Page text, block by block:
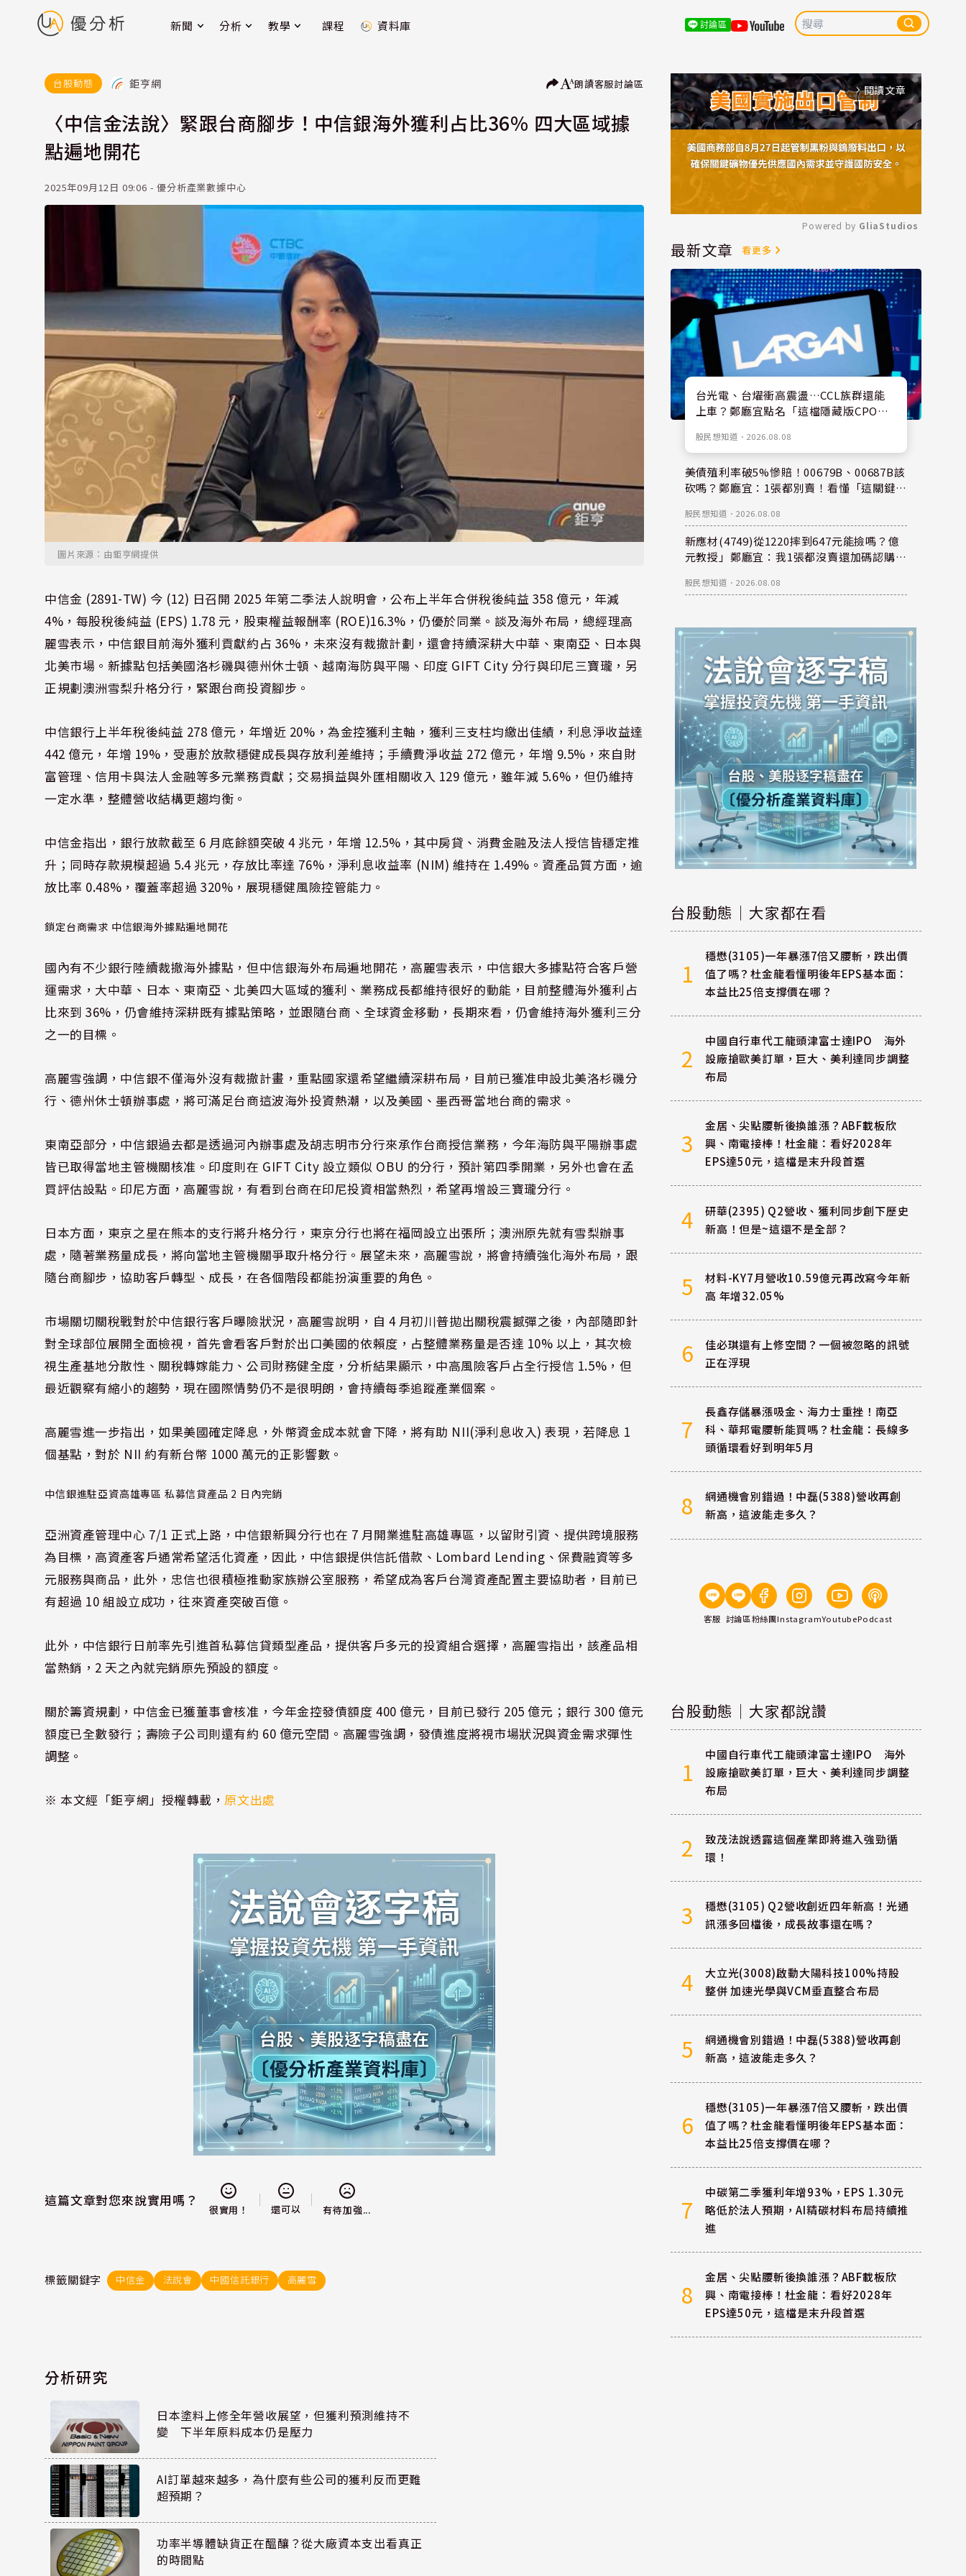
新聞 分析 教學 課程 資料庫 討論區
台股動態 鉅亨網 朗讀客服討論區
〈中信金法說〉緊跟台商腳步！中信銀海外獲利占比36% 四大區域據
點遍地開花
2025年09月12日 09:06 - 優分析產業數據中心
圖片來源：由鉅亨網提供
中信金 (2891-TW) 今 (12) 日召開 2025 年第二季法人說明會，公布上半年合併稅後純益 358 億元，年減
4%，每股稅後純益 (EPS) 1.78 元，股東權益報酬率 (ROE)16.3%，仍優於同業。談及海外布局，總經理高
麗雪表示，中信銀目前海外獲利貢獻約占 36%，未來沒有裁撤計劃，還會持續深耕大中華、東南亞、日本與
北美市場。新據點包括美國洛杉磯與德州休士頓、越南海防與平陽、印度 GIFT City 分行與印尼三寶瓏，另
正規劃澳洲雪梨升格分行，緊跟台商投資腳步。
中信銀行上半年稅後純益 278 億元，年增近 20%，為金控獲利主軸，獲利三支柱均繳出佳績，利息淨收益達
442 億元，年增 19%，受惠於放款穩健成長與存放利差維持；手續費淨收益 272 億元，年增 9.5%，來自財
富管理、信用卡與法人金融等多元業務貢獻；交易損益與外匯相關收入 129 億元，雖年減 5.6%，但仍維持
一定水準，整體營收結構更趨均衡。
中信金指出，銀行放款截至 6 月底餘額突破 4 兆元，年增 12.5%，其中房貸、消費金融及法人授信皆穩定推
升；同時存款規模超過 5.4 兆元，存放比率達 76%，淨利息收益率 (NIM) 維持在 1.49%。資產品質方面，逾
放比率 0.48%，覆蓋率超過 320%，展現穩健風險控管能力。
鎖定台商需求 中信銀海外據點遍地開花
國內有不少銀行陸續裁撤海外據點，但中信銀海外布局遍地開花，高麗雪表示，中信銀大多據點符合客戶營
運需求，大中華、日本、東南亞、北美四大區域的獲利、業務成長都維持很好的動能，目前整體海外獲利占
比來到 36%，仍會維持深耕既有據點策略，並跟隨台商、全球資金移動，長期來看，仍會維持海外獲利三分
之一的目標。
高麗雪強調，中信銀不僅海外沒有裁撤計畫，重點國家還希望繼續深耕布局，目前已獲准申設北美洛杉磯分
行、德州休士頓辦事處，將可滿足台商這波海外投資熱潮，以及美國、墨西哥當地台商的需求。
東南亞部分，中信銀過去都是透過河內辦事處及胡志明市分行來承作台商授信業務，今年海防與平陽辦事處
皆已取得當地主管機關核准。印度則在 GIFT City 設立類似 OBU 的分行，預計第四季開業，另外也會在孟
買評估設點。印尼方面，高麗雪說，有看到台商在印尼投資相當熱烈，希望再增設三寶瓏分行。
日本方面，東京之星在熊本的支行將升格分行，東京分行也將在福岡設立出張所；澳洲原先就有雪梨辦事
處，隨著業務量成長，將向當地主管機關爭取升格分行。展望未來，高麗雪說，將會持續強化海外布局，跟
隨台商腳步，協助客戶轉型、成長，在各個階段都能扮演重要的角色。
市場關切關稅戰對於中信銀行客戶曝險狀況，高麗雪說明，自 4 月初川普拋出關稅震撼彈之後，內部隨即針
對全球部位展開全面檢視，首先會看客戶對於出口美國的依賴度，占整體業務量是否達 10% 以上，其次檢
視生產基地分散性、關稅轉嫁能力、公司財務健全度，分析結果顯示，中高風險客戶占全行授信 1.5%，但
最近觀察有縮小的趨勢，現在國際情勢仍不是很明朗，會持續每季追蹤產業個案。
高麗雪進一步指出，如果美國確定降息，外幣資金成本就會下降，將有助 NII(淨利息收入) 表現，若降息 1
個基點，對於 NII 約有新台幣 1000 萬元的正影響數。
中信銀進駐亞資高雄專區 私募信貸產品 2 日內完銷
亞洲資產管理中心 7/1 正式上路，中信銀新興分行也在 7 月開業進駐高雄專區，以留財引資、提供跨境服務
為目標，高資產客戶通常希望活化資產，因此，中信銀提供信託借款、Lombard Lending、保費融資等多
元服務與商品，此外，忠信也很積極推動家族辦公室服務，希望成為客戶台灣資產配置主要協助者，目前已
有超過 10 組設立成功，往來資產突破百億。
此外，中信銀行日前率先引進首私募信貸類型產品，提供客戶多元的投資組合選擇，高麗雪指出，該產品相
當熱銷，2 天之內就完銷原先預設的額度。
關於籌資規劃，中信金已獲董事會核准，今年金控發債額度 400 億元，目前已發行 205 億元；銀行 300 億元
額度已全數發行；壽險子公司則還有約 60 億元空間。高麗雪強調，發債進度將視市場狀況與資金需求彈性
調整。
※ 本文經「鉅亨網」授權轉載，原文出處
這篇文章對您來說實用嗎？
很實用！ 還可以 有待加強...
標籤關鍵字 中信金 法說會 中國信託銀行 高麗雪
分析研究
日本塗料上修全年營收展望，但獲利預測維持不
變 下半年原料成本仍是壓力
AI訂單越來越多，為什麼有些公司的獲利反而更難
超預期？
功率半導體缺貨正在醞釀？從大廠資本支出看真正
的時間點
arrow_forward_ios 閱讀文章
Mute
Powered by GliaStudios
最新文章 看更多
台光電、台燿衝高震盪…CCL族群還能
上車？鄭廳宜點名「這檔隱藏版CPO
股民想知道 ． 2026.08.08
美債殖利率破5%慘賠！00679B、00687B該
砍嗎？鄭廳宜：1張都別賣！看懂「這關鍵」
股民想知道 ． 2026.08.08
新應材(4749)從1220摔到647元能撿嗎？億
元教授」鄭廳宜：我1張都沒賣還加碼認購？
股民想知道 ． 2026.08.08
台股動態｜大家都在看
1
穩懋(3105)一年暴漲7倍又腰斬，跌出價
值了嗎？杜金龍看懂明後年EPS基本面：
本益比25倍支撐價在哪？
2
中國自行車代工龍頭津富士達IPO 海外
設廠搶歐美訂單，巨大、美利達同步調整
布局
3
金居、尖點腰斬後換誰漲？ABF載板欣
興、南電接棒！杜金龍：看好2028年
EPS達50元，這檔是末升段首選
4
研華(2395) Q2營收、獲利同步創下歷史
新高！但是~這還不是全部？
5
材料-KY7月營收10.59億元再改寫今年新
高 年增32.05%
6
佳必琪還有上修空間？一個被忽略的訊號
正在浮現
7
長鑫存儲暴漲吸金、海力士重挫！南亞
科、華邦電腰斬能買嗎？杜金龍：長線多
頭循環看好到明年5月
8
網通機會別錯過！中磊(5388)營收再創
新高，這波能走多久？
客服 討論區粉絲團InstagramYoutubePodcast
台股動態｜大家都說讚
1
中國自行車代工龍頭津富士達IPO 海外
設廠搶歐美訂單，巨大、美利達同步調整
布局
2
致茂法說透露這個產業即將進入強勁循
環！
3
穩懋(3105) Q2營收創近四年新高！光通
訊漲多回檔後，成長故事還在嗎？
4
大立光(3008)啟動大陽科技100%持股
整併 加速光學與VCM垂直整合布局
5
網通機會別錯過！中磊(5388)營收再創
新高，這波能走多久？
6
穩懋(3105)一年暴漲7倍又腰斬，跌出價
值了嗎？杜金龍看懂明後年EPS基本面：
本益比25倍支撐價在哪？
7
中碳第二季獲利年增93%，EPS 1.30元
略低於法人預期，AI精碳材料布局持續推
進
8
金居、尖點腰斬後換誰漲？ABF載板欣
興、南電接棒！杜金龍：看好2028年
EPS達50元，這檔是末升段首選